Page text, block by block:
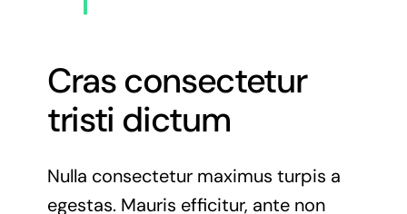
Cras consectetur
tristi dictum
Nulla consectetur maximus turpis a
egestas. Mauris efficitur, ante non